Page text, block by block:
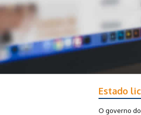
Estado
O governo